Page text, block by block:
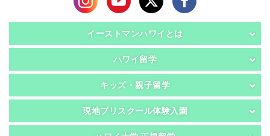
イーストマンハワイとは
ハワイ留学
キッズ・親子留学
現地プリスクール体験入園